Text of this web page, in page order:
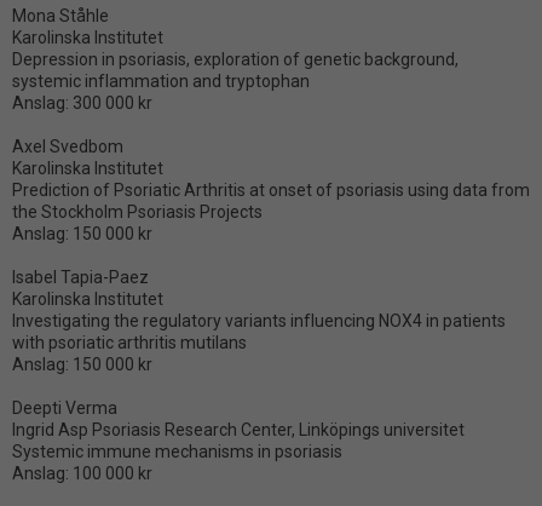
Mona Ståhle
Karolinska Institutet
Depression in psoriasis, exploration of genetic background,
systemic inflammation and tryptophan
Anslag: 300 000 kr
Axel Svedbom
Karolinska Institutet
Prediction of Psoriatic Arthritis at onset of psoriasis using data from
the Stockholm Psoriasis Projects
Anslag: 150 000 kr
Isabel Tapia-Paez
Karolinska Institutet
Investigating the regulatory variants influencing NOX4 in patients
with psoriatic arthritis mutilans
Anslag: 150 000 kr
Deepti Verma
Ingrid Asp Psoriasis Research Center, Linköpings universitet
Systemic immune mechanisms in psoriasis
Anslag: 100 000 kr